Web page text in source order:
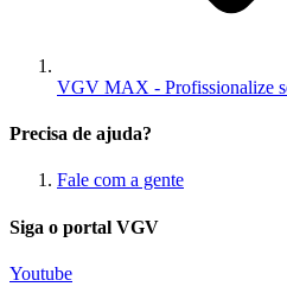
VGV MAX - Profissionalize
Precisa de ajuda?
Fale com a gente
Siga o portal VGV
Youtube